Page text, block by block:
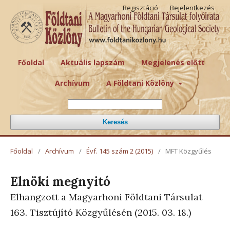
Főoldal Aktuális lapszám Megjelenés előtt
Archívum A Földtani Közlöny
Keresés
Regisztáció Bejelentkezés
Főoldal / Archívum / Évf. 145 szám 2 (2015) / MFT Közgyűlés
Elnöki megnyitó
Elhangzott a Magyarhoni Földtani Társulat
163. Tisztújító Közgyűlésén (2015. 03. 18.)